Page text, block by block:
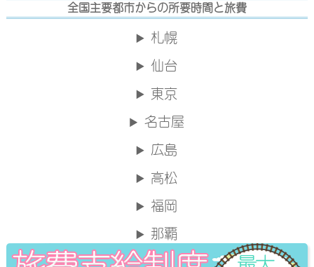
全国主要都市からの所要時間と旅費
札幌
仙台
東京
名古屋
広島
高松
福岡
那覇